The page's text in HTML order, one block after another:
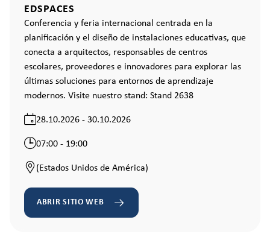
EDSPACES
Conferencia y feria internacional centrada en la
planificación y el diseño de instalaciones educativas, que
conecta a arquitectos, responsables de centros
escolares, proveedores e innovadores para explorar las
últimas soluciones para entornos de aprendizaje
modernos. Visite nuestro stand: Stand 2638
28.10.2026 - 30.10.2026
07:00 - 19:00
(Estados Unidos de América)
ABRIR SITIO WEB